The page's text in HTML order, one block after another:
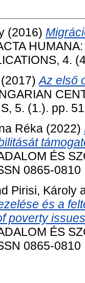
(2016)
4.
(2017)Az első
5. (1.). pp.
Réka (2022)
ÉS
0865-0810
Pirisi, Károly
és a
poverty
ÉS
0865-0810